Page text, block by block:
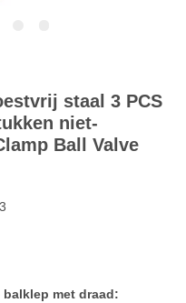
staal 3 PCS
niet-
Ball Valve
met draad: